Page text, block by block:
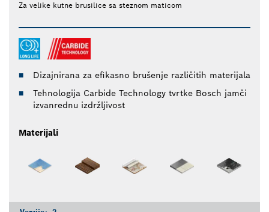
Za velike kutne brusilice sa steznom maticom
Dizajnirana za efikasno brušenje različitih materijala
Tehnologija Carbide Technology tvrtke Bosch jamči
izvanrednu izdržljivost
Materijali